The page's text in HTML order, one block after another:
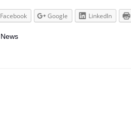
Facebook Google LinkedIn
News